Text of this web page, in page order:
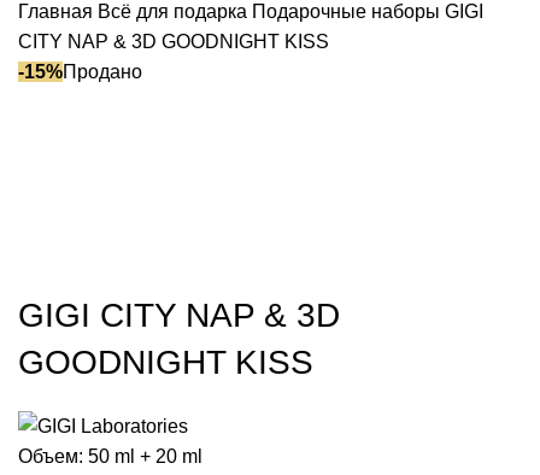
Главная Всё для подарка Подарочные наборы GIGI
CITY NAP & 3D GOODNIGHT KISS
-15%Продано
GIGI CITY NAP & 3D
GOODNIGHT KISS
Объем: 50 ml + 20 ml